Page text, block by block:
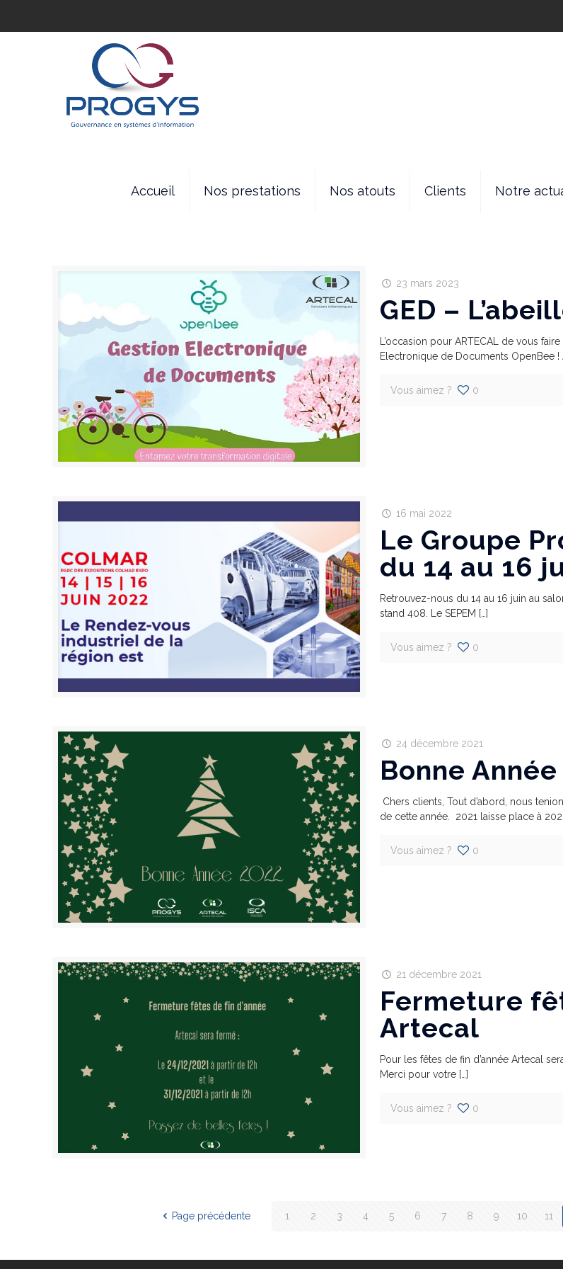
Accueil Nos prestations Nos atouts Clients Notre
23 mars 2023
GED –
L’occasion pour ARTECAL de vous
Electronique de Documents OpenBee
Vous aimez ? 0
16 mai 2022
Le Groupe
du 14 au 16
Retrouvez-nous du 14 au 16 juin au
stand 408. Le SEPEM […]
Vous aimez ? 0
24 décembre 2021
Bonne Année
Chers clients, Tout d’abord, nous
de cette année. 2021 laisse place à
Vous aimez ? 0
21 décembre 2021
Fermeture
Artecal
Pour les fêtes de fin d’année Artecal
Merci pour votre[…]
Vous aimez ? 0
Page précédente 1 2 3 4 5 6 7 8 9 10 11